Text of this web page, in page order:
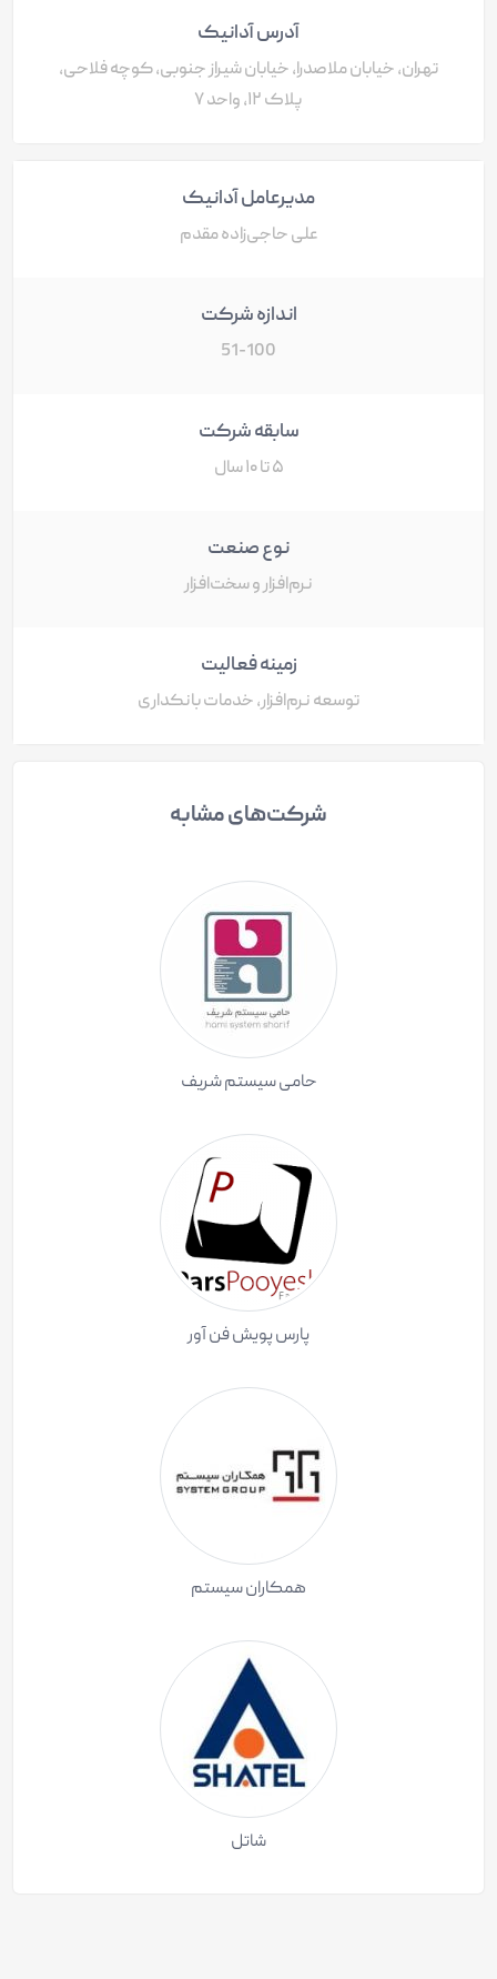
آدرس آدانیک
تهران، خیابان ملاصدرا، خیابان شیراز جنوبی، کوچه فلاحی،
پلاک ١٢، واحد ٧
مدیرعامل آدانیک
علی حاجی‌زاده مقدم
اندازه شرکت
51-100
سابقه شرکت
۵ تا ۱۰ سال
نوع صنعت
نرم‌افزار و سخت‌افزار
زمینه فعالیت
توسعه نرم‌افزار، خدمات بانکداری
شرکت‌های مشابه
حامی سیستم شریف
پارس پویش فن آور
همکاران سیستم
شاتل